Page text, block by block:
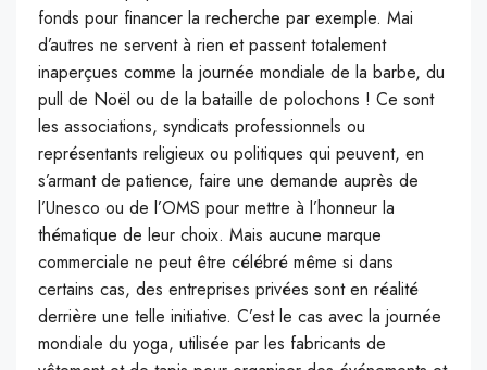
fonds pour financer la recherche par exemple. Mai
d’autres ne servent à rien et passent totalement
inaperçues comme la journée mondiale de la barbe, du
pull de Noël ou de la bataille de polochons ! Ce sont
les associations, syndicats professionnels ou
représentants religieux ou politiques qui peuvent, en
s’armant de patience, faire une demande auprès de
l’Unesco ou de l’OMS pour mettre à l’honneur la
thématique de leur choix. Mais aucune marque
commerciale ne peut être célébré même si dans
certains cas, des entreprises privées sont en réalité
derrière une telle initiative. C’est le cas avec la journée
mondiale du yoga, utilisée par les fabricants de